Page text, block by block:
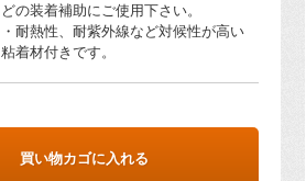
どの装着補助にご使用下さい。
・耐熱性、耐紫外線など対候性が高い
粘着材付きです。
買い物カゴに入れる